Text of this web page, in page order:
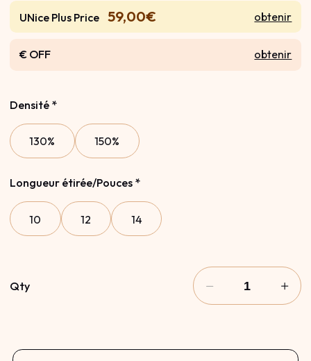
UNice Plus Price 59,00€ obtenir
€ OFF obtenir
Densité *
130% 150%
Longueur étirée/Pouces *
10 12 14
Qty